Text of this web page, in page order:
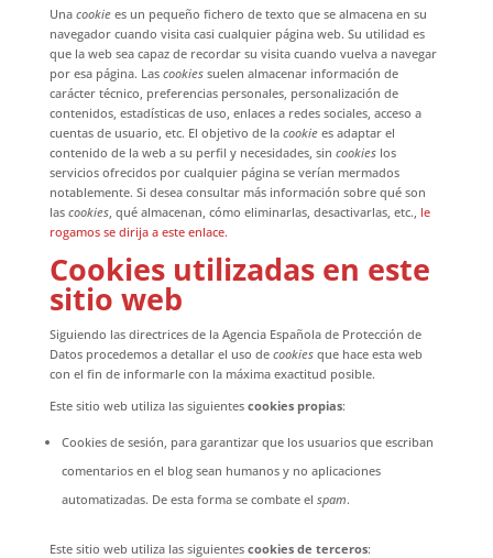
Una cookiees un pequeño fichero de texto que se almacena en su
navegador cuando visita casi cualquier página web. Su utilidad es
que la web sea capaz de recordar su visita cuando vuelva a navegar
por esa página. Las cookiessuelen almacenar información de
carácter técnico, preferencias personales, personalización de
contenidos, estadísticas de uso, enlaces a redes sociales, acceso a
cuentas de usuario, etc. El objetivo de la cookiees adaptar el
contenido de la web a su perfil y necesidades, sin cookieslos
servicios ofrecidos por cualquier página se verían mermados
notablemente. Si desea consultar más información sobre qué son
las cookies, qué almacenan, cómo eliminarlas, desactivarlas, etc., le
rogamos se dirija a este enlace.
Cookies utilizadas en este
sitio web
Siguiendo las directrices de la Agencia Española de Protección de
Datos procedemos a detallar el uso de cookiesque hace esta web
con el fin de informarle con la máxima exactitud posible.
Este sitio web utiliza las siguientes cookies propias:
Cookies de sesión, para garantizar que los usuarios que escriban
comentarios en el blog sean humanos y no aplicaciones
automatizadas. De esta forma se combate el spam.
Este sitio web utiliza las siguientes cookies de terceros:
Estas
cookies no
son
opcionales.
Son
para que
funcione la
web.
Estadísticas
podamos
mejorar la
de la web,